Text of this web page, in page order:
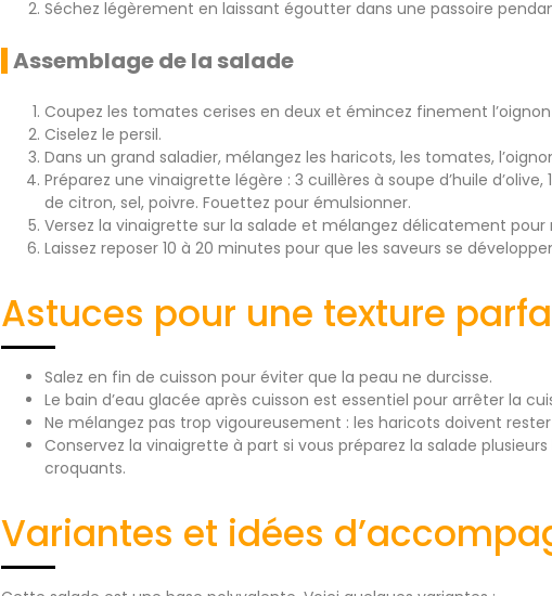
Séchez légèrement en laissant égoutter dans une passoire
Assemblage de la salade
Coupez les tomates cerises en deux et émincez finement
Ciselez le persil.
Dans un grand saladier, mélangez les haricots, les tomates,
Préparez une vinaigrette légère : 3 cuillères à soupe d’huile
de citron, sel, poivre. Fouettez pour émulsionner.
Versez la vinaigrette sur la salade et mélangez délicatement pour
Laissez reposer 10 à 20 minutes pour que les saveurs se
Astuces pour une texture
Salez en fin de cuisson pour éviter que la peau ne durcisse.
Le bain d’eau glacée après cuisson est essentiel pour arrêter la
Ne mélangez pas trop vigoureusement : les haricots doivent
Conservez la vinaigrette à part si vous préparez la salade
croquants.
Variantes et idées